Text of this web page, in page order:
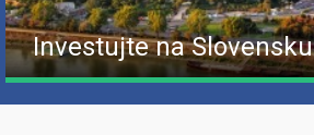
Investujte na Slovensku